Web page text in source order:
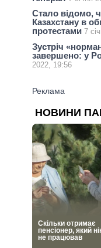
Стало відомо,
Казахстану в
протестами 7
Зустріч
завершено: у
2022, 19:56